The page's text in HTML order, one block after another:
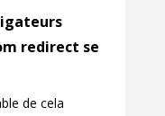
redirect se
de cela